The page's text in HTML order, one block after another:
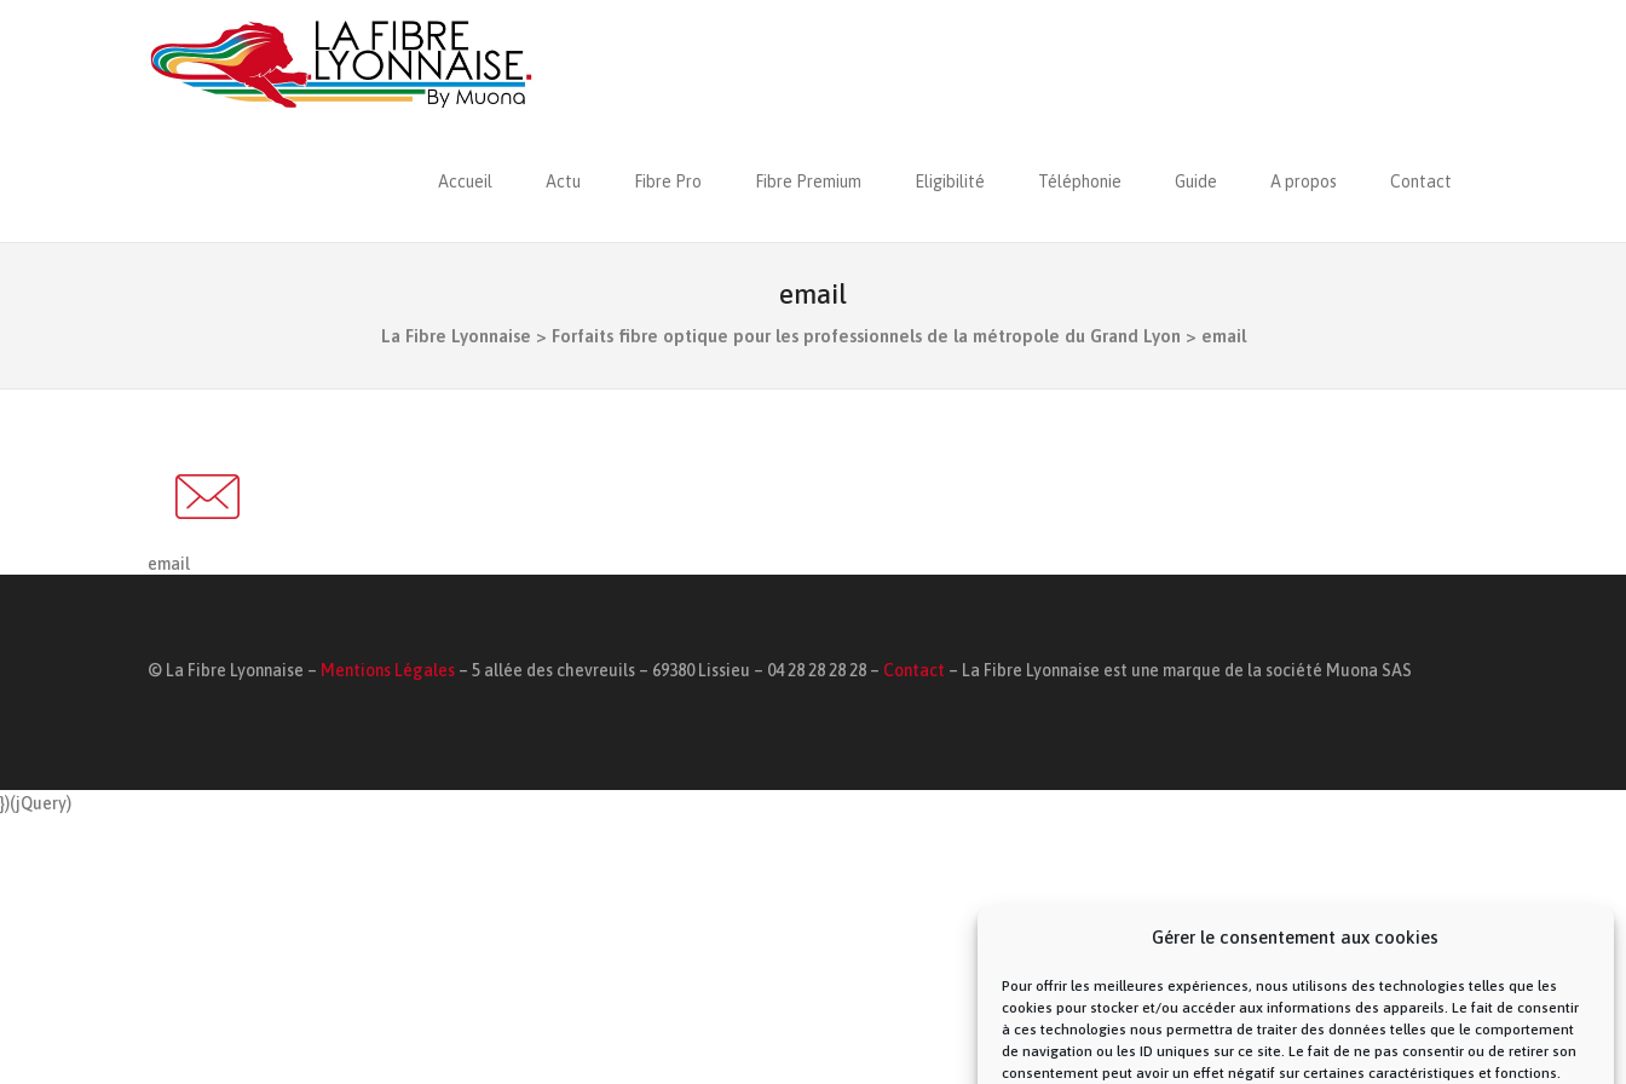
Gérer le consentement aux cookies
Pour offrir les meilleures expériences, nous utilisons des technologies telles que les
cookies pour stocker et/ou accéder aux informations des appareils. Le fait de consentir
à ces technologies nous permettra de traiter des données telles que le comportement
de navigation ou les ID uniques sur ce site. Le fait de ne pas consentir ou de retirer son
consentement peut avoir un effet négatif sur certaines caractéristiques et fonctions.
Accueil Actu Fibre Pro Fibre Premium Eligibilité Téléphonie Guide A propos Contact
email
La Fibre Lyonnaise > Forfaits fibre optique pour les professionnels de la métropole du Grand Lyon > email
email
© La Fibre Lyonnaise – Mentions Légales – 5 allée des chevreuils – 69380 Lissieu – 04 28 28 28 28 – Contact – La Fibre Lyonnaise est une marque de la société Muona SAS
})(jQuery)